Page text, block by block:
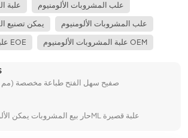
علبة علب المشروبات الألومنيوم
يمكن تصنيع علب المشروبات الألومنيوم
علبة ألمنيوم قياسية مع EOE علبة المشروبات الألومنيوم OEM
202 # (52 مم) صفيح سهل الفتح طباعة مخصصة
حار بيع المشروبات يمكن الألومنيوم 250ML علبة قصيرة